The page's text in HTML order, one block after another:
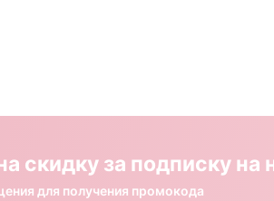
скидку за подписку
для получения промокода